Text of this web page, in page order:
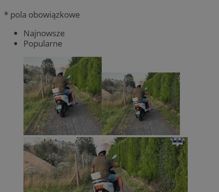
* pola obowiązkowe
Najnowsze
Popularne